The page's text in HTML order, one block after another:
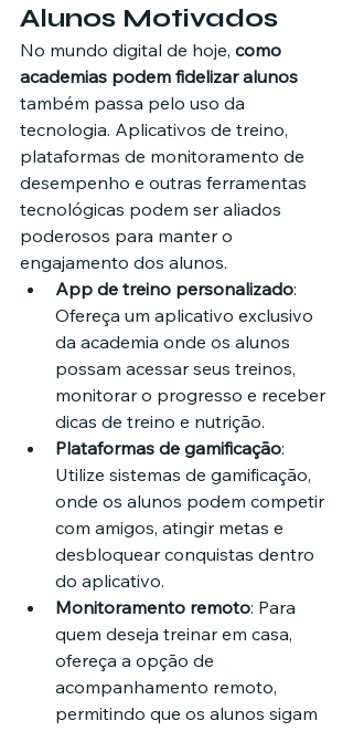
Alunos Motivados
No mundo digital de hoje, como
academias podem fidelizar alunos
também passa pelo uso da
tecnologia. Aplicativos de treino,
plataformas de monitoramento de
desempenho e outras ferramentas
tecnológicas podem ser aliados
poderosos para manter o
engajamento dos alunos.
App de treino personalizado:
Ofereça um aplicativo exclusivo
da academia onde os alunos
possam acessar seus treinos,
monitorar o progresso e receber
dicas de treino e nutrição.
Plataformas de gamificação:
Utilize sistemas de gamificação,
onde os alunos podem competir
com amigos, atingir metas e
desbloquear conquistas dentro
do aplicativo.
Monitoramento remoto: Para
quem deseja treinar em casa,
ofereça a opção de
acompanhamento remoto,
permitindo que os alunos sigam